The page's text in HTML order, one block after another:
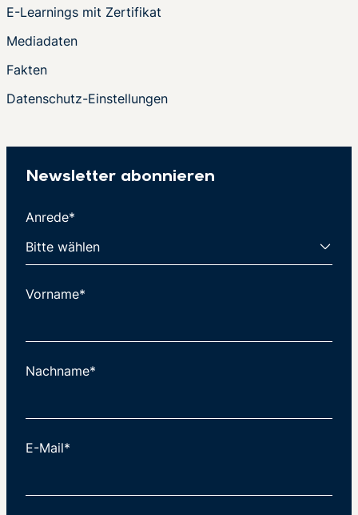
E-Learnings mit Zertifikat
Mediadaten
Fakten
Datenschutz-Einstellungen
Newsletter abonnieren
Anrede*
Vorname*
Nachname*
E-Mail*